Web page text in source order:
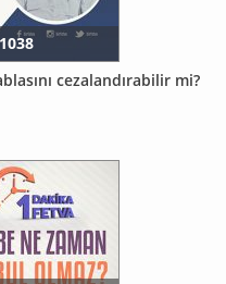
cezalandırabilir mi?
1038